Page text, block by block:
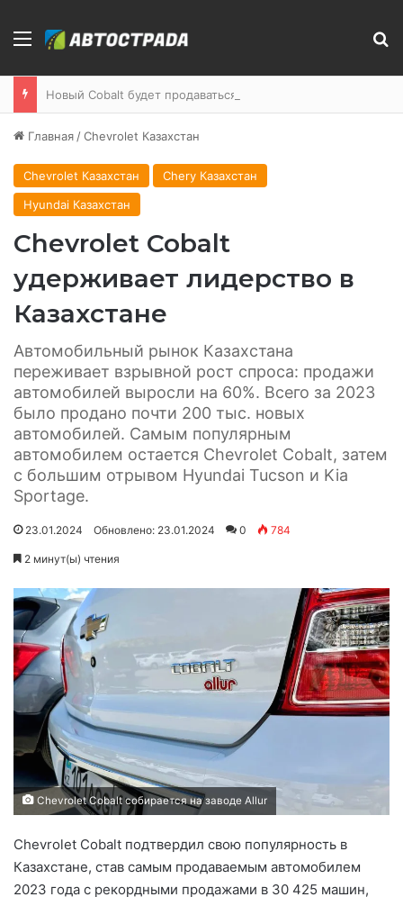
Меню
Новый Cobalt будет продаваться в Казахстане
Главная /Chevrolet Казахстан
Chevrolet Казахстан
Chery Казахстан
Hyundai Казахстан
Chevrolet Cobalt
удерживает лидерство в
Казахстане
Автомобильный рынок Казахстана
переживает взрывной рост спроса: продажи
автомобилей выросли на 60%. Всего за 2023
было продано почти 200 тыс. новых
автомобилей. Самым популярным
автомобилем остается Chevrolet Cobalt, затем
с большим отрывом Hyundai Tucson и Kia
Sportage.
23.01.2024 Обновлено: 23.01.2024 0 784
2 минут(ы) чтения
Chevrolet Cobalt собирается на заводе Allur
Chevrolet Cobalt подтвердил свою популярность в
Казахстане, став самым продаваемым автомобилем
2023 года с рекордными продажами в 30 425 машин,